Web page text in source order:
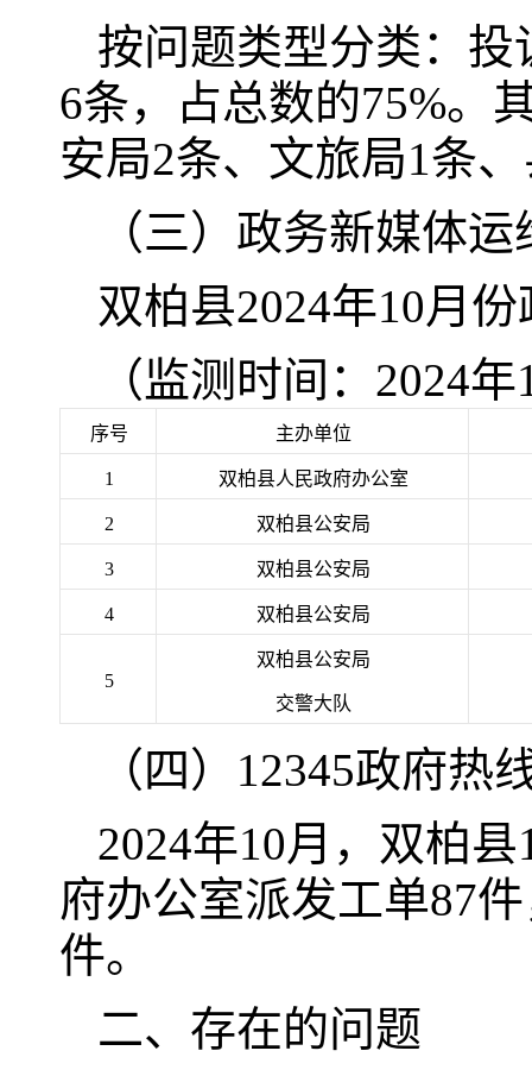
按问题类型分类：投
6条，占总数的75%。
安局2条、文旅局1条
（三）政务新媒体
双柏县2024年10月
（监测时间：2024
序号 主办单位
1 双柏县人民政府办公室
2 双柏县公安局
3 双柏县公安局
4 双柏县公安局
5
双柏县公安局
交警大队
（四）12345政府热
2024年10月，双柏
府办公室派发工单87
件。
二、存在的问题